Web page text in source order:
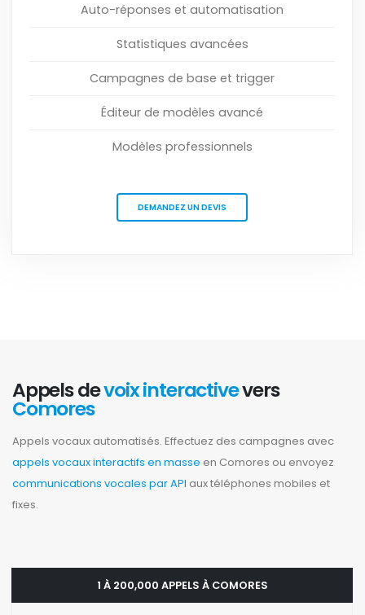
Auto-réponses et automatisation
Statistiques avancées
Campagnes de base et trigger
Éditeur de modèles avancé
Modèles professionnels
DEMANDEZ UN DEVIS
Appels devoix interactivevers
Comores
Appels vocaux automatisés. Effectuez des campagnes avec
appels vocaux interactifs en masse en Comores ou envoyez
communications vocales par API aux téléphones mobiles et
fixes.
1 À 200,000 APPELS À COMORES